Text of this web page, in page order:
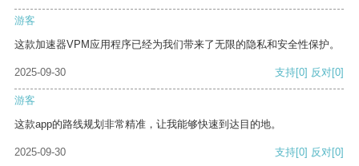
游客
这款加速器VPM应用程序已经为我们带来了无限的隐私和安全性保护。
2025-09-30 支持[0] 反对[0]
游客
这款app的路线规划非常精准，让我能够快速到达目的地。
2025-09-30 支持[0] 反对[0]